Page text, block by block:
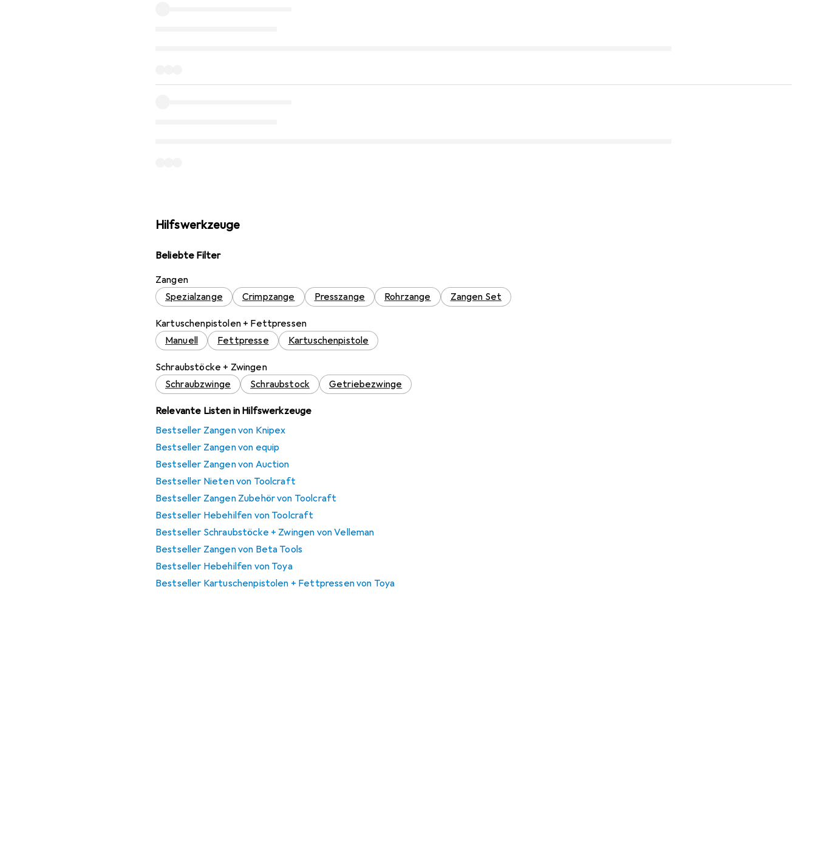
Hilfswerkzeuge
Beliebte Filter
Zangen
Spezialzange
Crimpzange Presszange Rohrzange Zangen Set
Kartuschenpistolen + Fettpressen
Manuell
Fettpresse Kartuschenpistole
Schraubstöcke + Zwingen
Schraubzwinge
Schraubstock Getriebezwinge
Relevante Listen in Hilfswerkzeuge
Bestseller Zangen von Knipex
Bestseller Zangen von equip
Bestseller Zangen von Auction
Bestseller Nieten von Toolcraft
Bestseller Zangen Zubehör von Toolcraft
Bestseller Hebehilfen von Toolcraft
Bestseller Schraubstöcke + Zwingen von Velleman
Bestseller Zangen von Beta Tools
Bestseller Hebehilfen von Toya
Bestseller Kartuschenpistolen + Fettpressen von Toya